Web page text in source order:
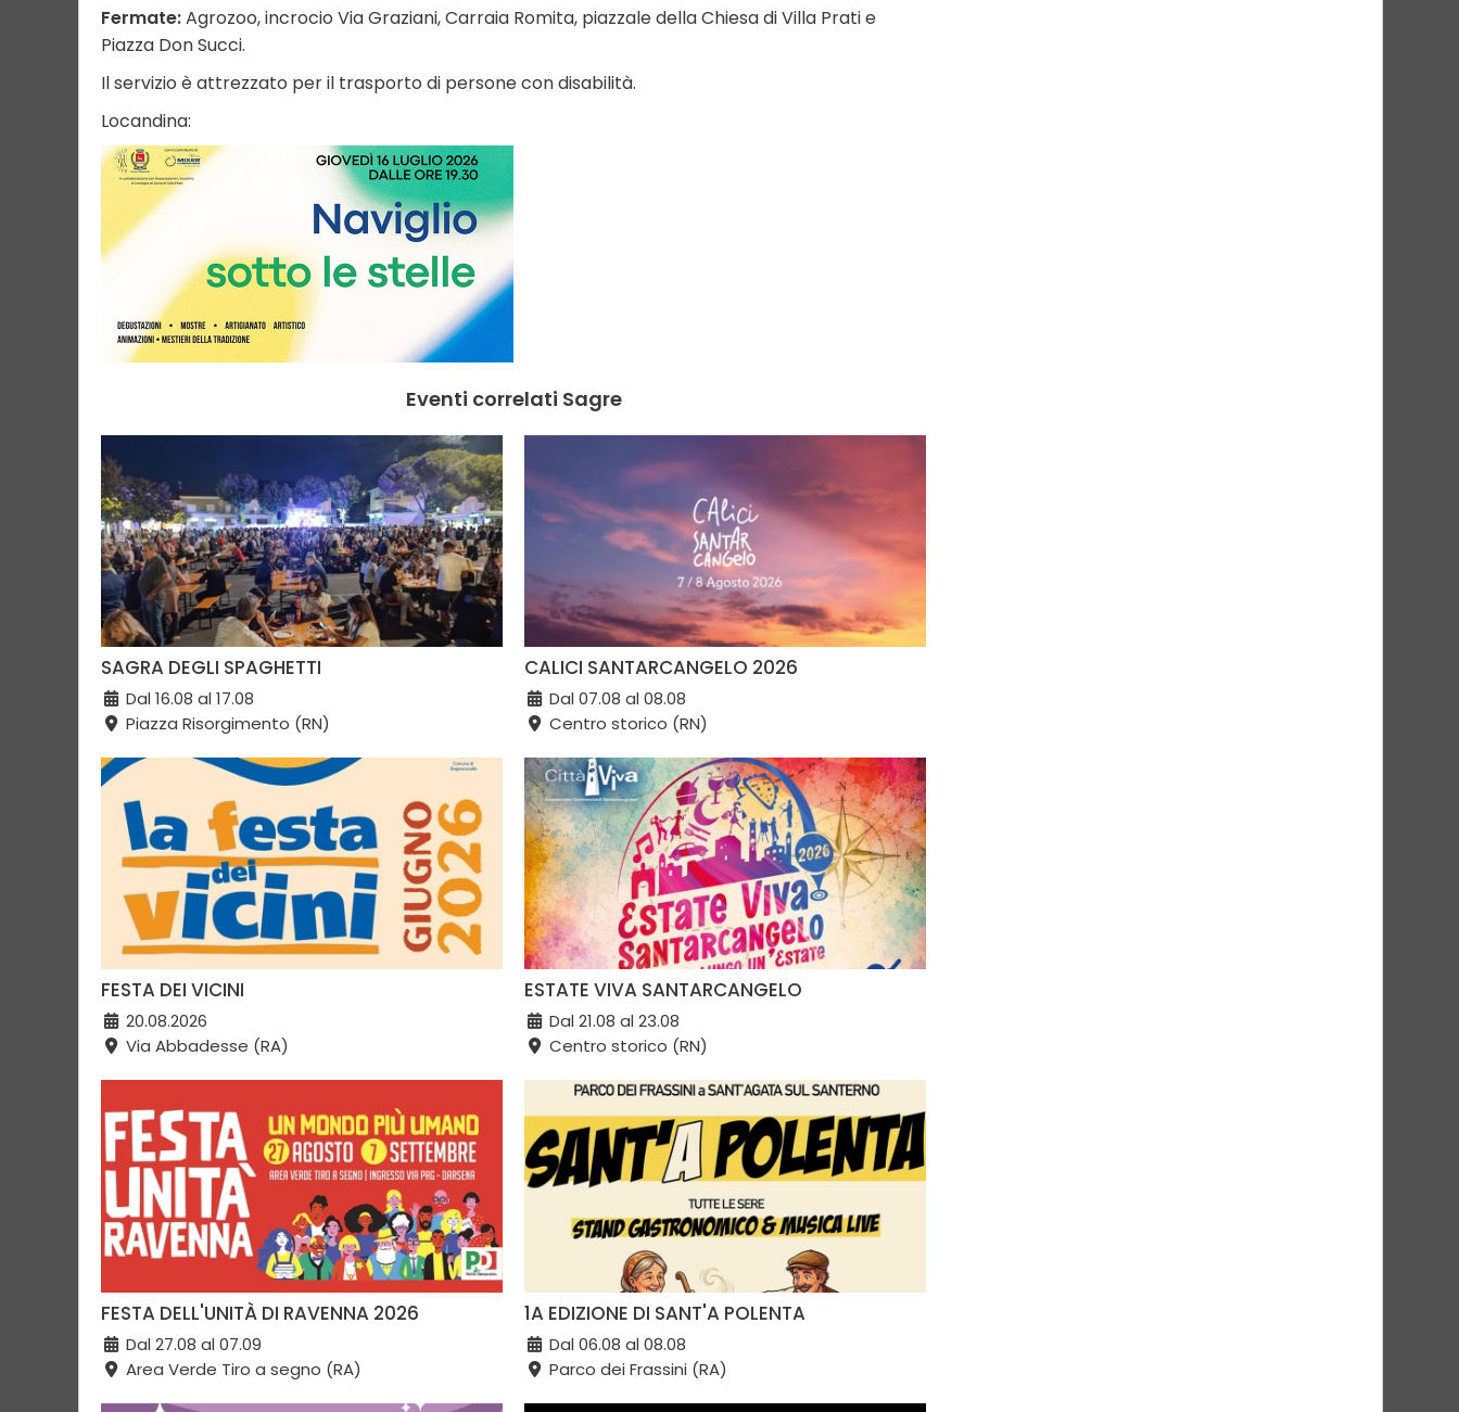
Fermate:Agrozoo, incrocio Via Graziani, Carraia Romita, piazzale della Chiesa di Villa Prati e
Piazza Don Succi.
Il servizio è attrezzato per il trasporto di persone con disabilità.
Locandina:
Eventi correlati Sagre
SAGRA DEGLI SPAGHETTI
Dal 16.08 al 17.08
Piazza Risorgimento (RN)
CALICI SANTARCANGELO 2026
Dal 07.08 al 08.08
Centro storico (RN)
FESTA DEI VICINI
20.08.2026
Via Abbadesse (RA)
ESTATE VIVA SANTARCANGELO
Dal 21.08 al 23.08
Centro storico (RN)
FESTA DELL'UNITÀ DI RAVENNA 2026
Dal 27.08 al 07.09
Area Verde Tiro a segno (RA)
1A EDIZIONE DI SANT'A POLENTA
Dal 06.08 al 08.08
Parco dei Frassini (RA)